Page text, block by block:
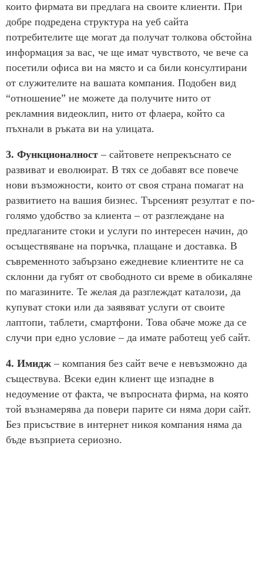
които фирмата ви предлага на своите клиенти. При
добре подредена структура на уеб сайта
потребителите ще могат да получат толкова обстойна
информация за вас, че ще имат чувството, че вече са
посетили офиса ви на място и са били консултирани
от служителите на вашата компания. Подобен вид
“отношение” не можете да получите нито от
рекламния видеоклип, нито от флаера, който са
пъхнали в ръката ви на улицата.
3. Функционалност – сайтовете непрекъснато се
развиват и еволюират. В тях се добавят все повече
нови възможности, които от своя страна помагат на
развитието на вашия бизнес. Търсеният резултат е по-
голямо удобство за клиента – от разглеждане на
предлаганите стоки и услуги по интересен начин, до
осъществяване на поръчка, плащане и доставка. В
съвременното забързано ежедневие клиентите не са
склонни да губят от свободното си време в обикаляне
по магазините. Те желая да разглеждат каталози, да
купуват стоки или да заявяват услуги от своите
лаптопи, таблети, смартфони. Това обаче може да се
случи при едно условие – да имате работещ уеб сайт.
4. Имидж – компания без сайт вече е невъзможно да
съществува. Всеки един клиент ще изпадне в
недоумение от факта, че въпросната фирма, на която
той възнамерява да повери парите си няма дори сайт.
Без присъствие в интернет никоя компания няма да
бъде възприета сериозно.